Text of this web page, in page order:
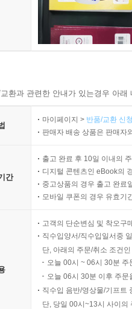
환과 관련한 안내가 있는경우 아
마이페이지 > 반품/교환 신
판매자 배송 상품은 판매자
간
출고 완료 후 10일 이내의
디지털 콘텐츠인 eBook의
중고상품의 경우 출고 완료
모바일 쿠폰의 경우 유효기
고객의 단순변심 및 착오구
직수입양서/직수입일서중
단, 아래의 주문/취소 조건
오늘 00시 ~ 06시 30분
오늘 06시 30분 이후 주
직수입 음반/영상물/기프트
단, 당일 00시~13시 사이의